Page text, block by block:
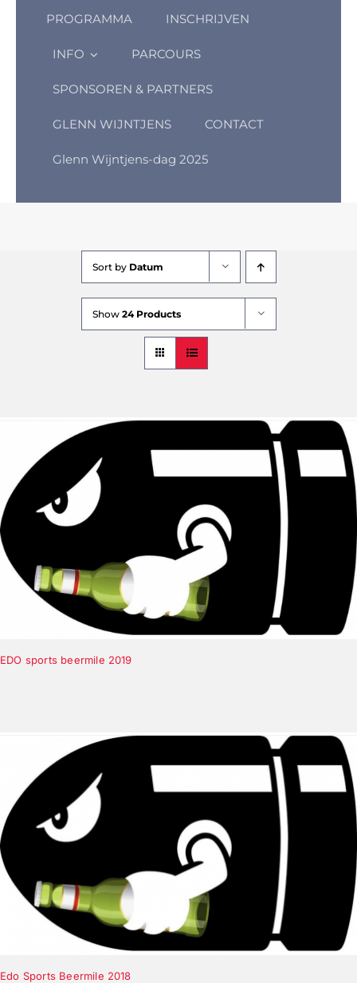
PROGRAMMA INSCHRIJVEN
INFO PARCOURS
SPONSOREN & PARTNERS
GLENN WIJNTJENS CONTACT
Glenn Wijntjens-dag 2025
Sort by Datum
Show 24 Products
EDO sports beermile 2019
Edo Sports Beermile 2018